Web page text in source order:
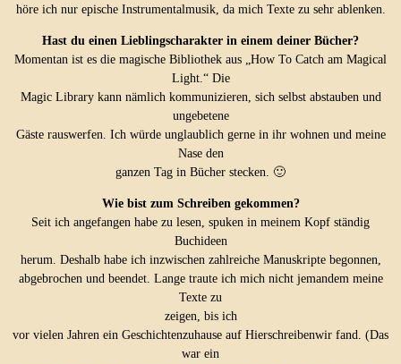
höre ich nur epische Instrumentalmusik, da mich Texte zu sehr ablenken.
Hast du einen Lieblingscharakter in einem deiner Bücher?
Momentan ist es die magische Bibliothek aus „How To Catch am Magical
Light.“ Die
Magic Library kann nämlich kommunizieren, sich selbst abstauben und
ungebetene
Gäste rauswerfen. Ich würde unglaublich gerne in ihr wohnen und meine
Nase den
ganzen Tag in Bücher stecken. 🙂
Wie bist zum Schreiben gekommen?
Seit ich angefangen habe zu lesen, spuken in meinem Kopf ständig
Buchideen
herum. Deshalb habe ich inzwischen zahlreiche Manuskripte begonnen,
abgebrochen und beendet. Lange traute ich mich nicht jemandem meine
Texte zu
zeigen, bis ich
vor vielen Jahren ein Geschichtenzuhause auf Hierschreibenwir fand. (Das
war ein